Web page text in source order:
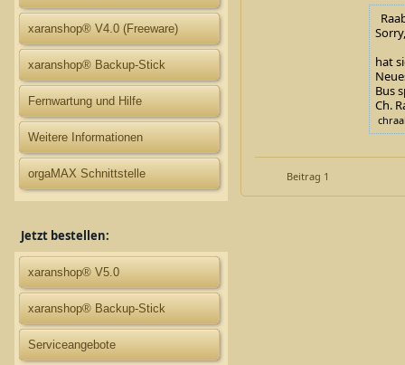
xaranshop® V4.0 (Freeware)
xaranshop® Backup-Stick
Fernwartung und Hilfe
Weitere Informationen
orgaMAX Schnittstelle
Jetzt bestellen:
xaranshop® V5.0
xaranshop® Backup-Stick
Serviceangebote
Sorry,
hat
Bus
Ch.
Beitrag 1